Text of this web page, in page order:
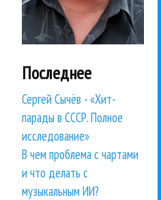
Последнее
Сергей Сычёв - «Хит-
парады в СССР. Полное
исследование»
В чем проблема с чартами
и что делать с
музыкальным ИИ?